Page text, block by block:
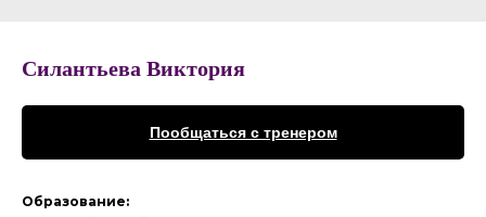
Силантьева Виктория
Пообщаться с тренером
Образование: